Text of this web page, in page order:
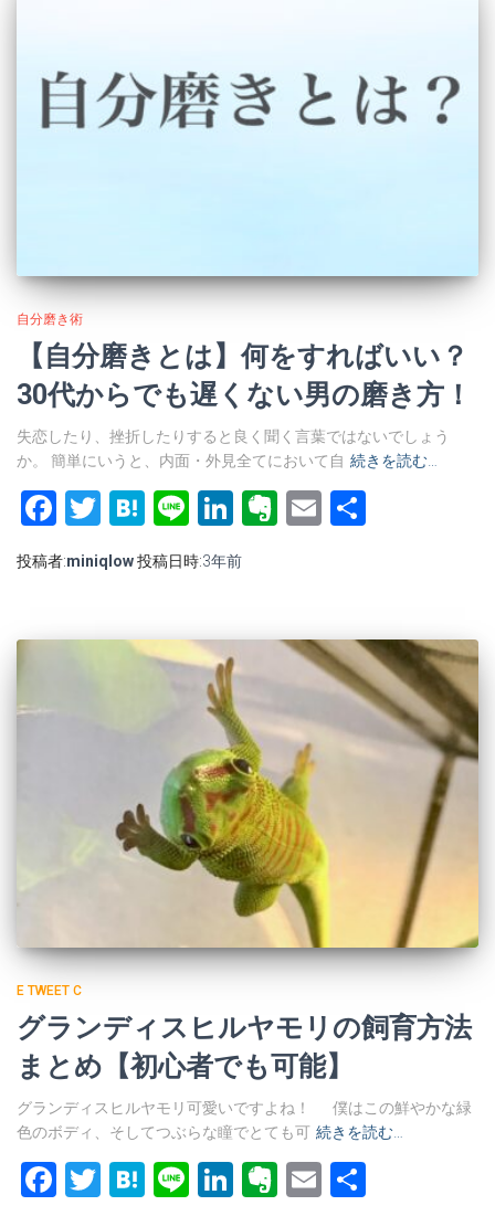
自分磨き術
【自分磨きとは】何をすればいい？
30代からでも遅くない男の磨き方！
失恋したり、挫折したりすると良く聞く言葉ではないでしょう
か。 簡単にいうと、内面・外見全てにおいて自 続きを読む…
Facebook
Twitter
Hatena
LineLinkedIn
Evernote
Email
投稿者:miniqlow投稿日時:3年前
E TWEET C
グランディスヒルヤモリの飼育方法
まとめ【初心者でも可能】
グランディスヒルヤモリ可愛いですよね！ 僕はこの鮮やかな緑
色のボディ、そしてつぶらな瞳でとても可 続きを読む…
Facebook
Twitter
Hatena
LineLinkedIn
Evernote
Email